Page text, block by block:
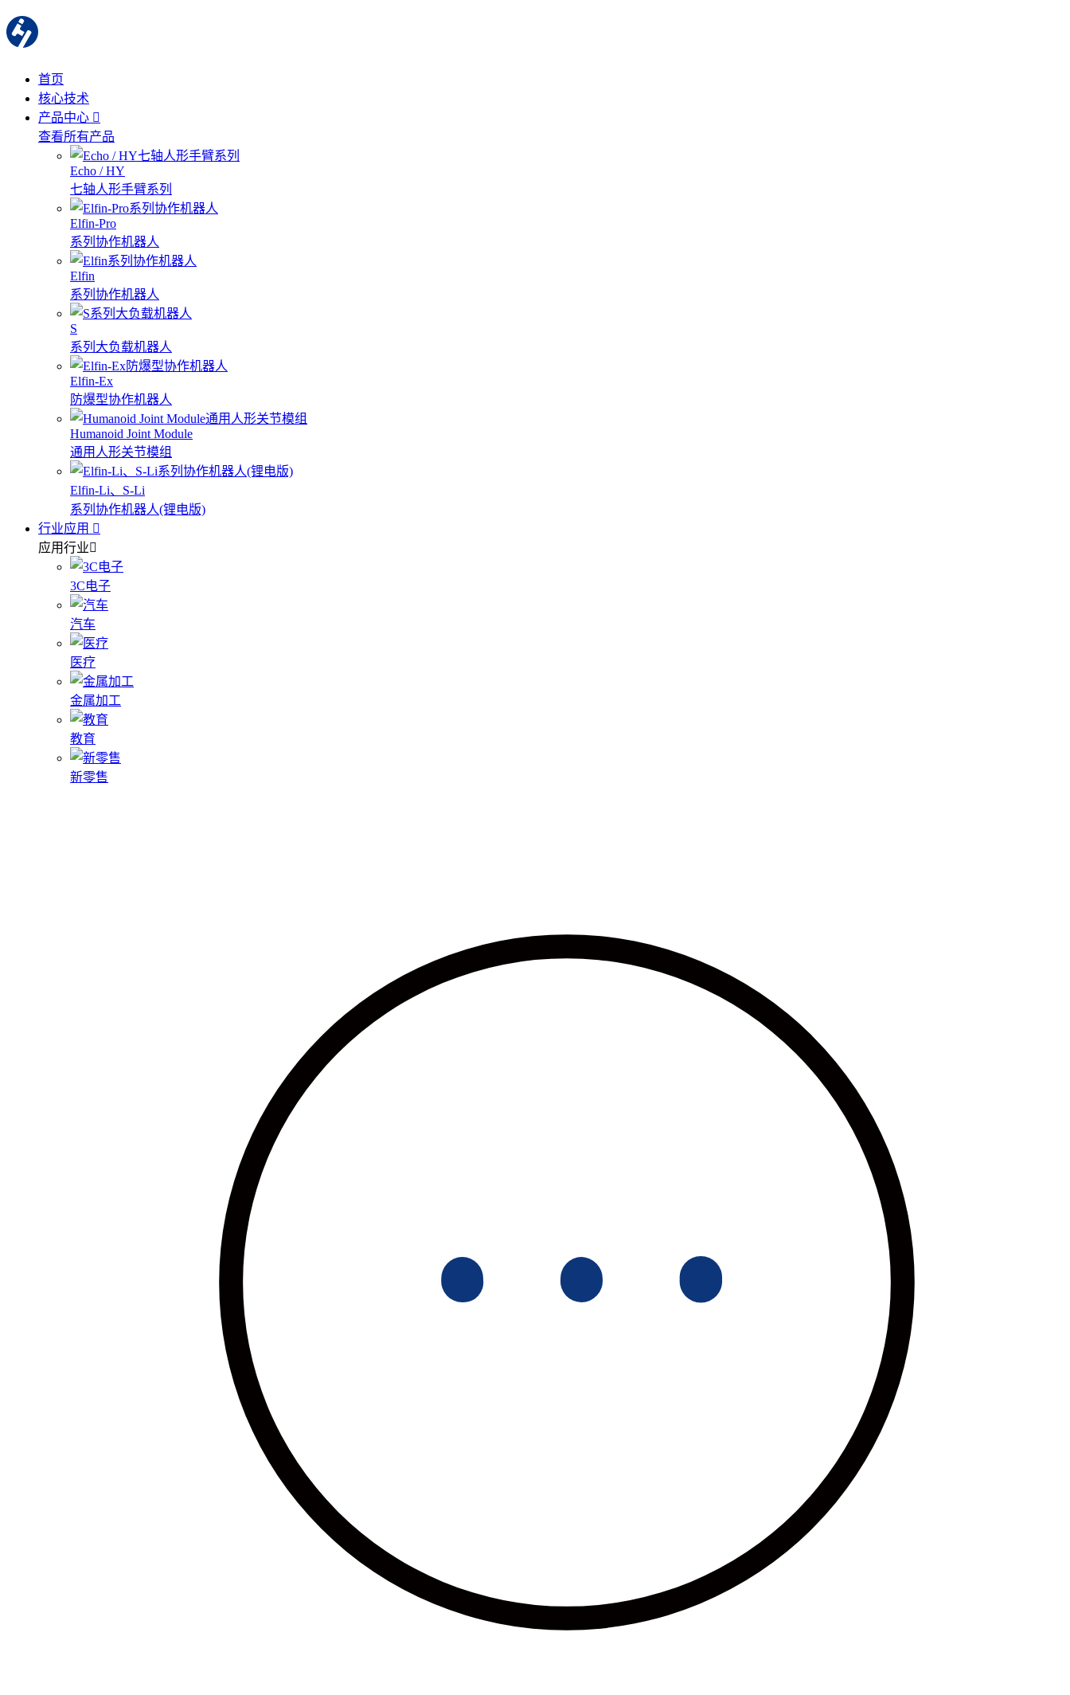
首页
核心技术
产品中心
查看所有产品
Echo / HY
七轴人形手臂系列
Elfin-Pro
系列协作机器人
Elfin
系列协作机器人
S
系列大负载机器人
Elfin-Ex
防爆型协作机器人
Humanoid Joint Module
通用人形关节模组
Elfin-Li、S-Li
系列协作机器人(锂电版)
行业应用
应用行业
3C电子
汽车
医疗
金属加工
教育
新零售